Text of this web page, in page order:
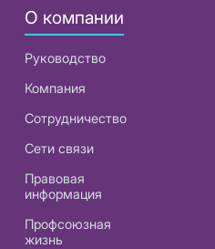
О компании
Руководство
Компания
Сотрудничество
Сети связи
Правовая
информация
Профсоюзная
жизнь